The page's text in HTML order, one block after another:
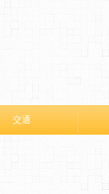
交通